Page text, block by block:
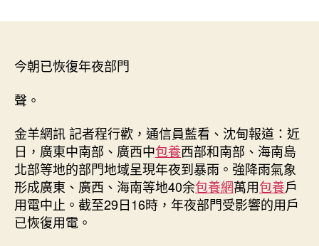
期
襲，
40
找
包
養
網
今朝已恢復年夜部門
聲。
金羊網訊 記者程行歡，通信員藍看、沈甸報道：近
日，廣東中南部、廣西中包養西部和南部、海南島
北部等地的部門地域呈現年夜到暴雨。強降雨氣象
形成廣東、廣西、海南等地40余包養網萬用包養戶
用電中止。截至29日16時，年夜部門受影響的用戶
已恢復用電。